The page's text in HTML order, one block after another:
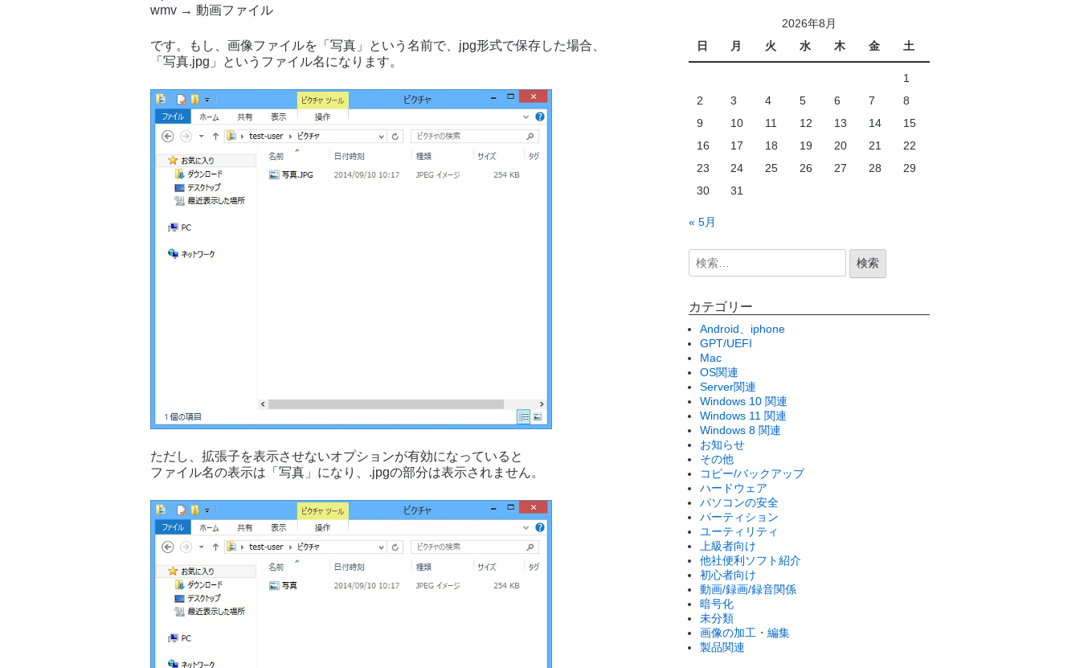
wmv → 動画ファイル
です。もし、画像ファイルを「写真」という名前で、jpg形式で保存した場合、
「写真.jpg」というファイル名になります。
ただし、拡張子を表示させないオプションが有効になっていると
ファイル名の表示は「写真」になり、.jpgの部分は表示されません。
2026年8月
日
月 火 水 木 金 土
1
2
3 4 5 6 7
8
9
10 11 12 13 14
15
16
17 18 19 20 21
22
23
24 25 26 27 28
29
30
31
« 5月
カテゴリー
Android、iphone
GPT/UEFI
Mac
OS関連
Server関連
Windows 10 関連
Windows 11 関連
Windows 8 関連
お知らせ
その他
コピー/バックアップ
ハードウェア
パソコンの安全
パーティション
ユーティリティ
上級者向け
他社便利ソフト紹介
初心者向け
動画/録画/録音関係
暗号化
未分類
画像の加工・編集
製品関連